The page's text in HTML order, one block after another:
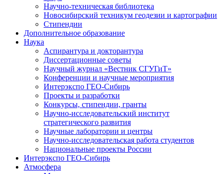
Научно-техническая библиотека
Новосибирский техникум геодезии и картографии
Стипендии
Дополнительное образование
Наука
Аспирантура и докторантура
Диссертационные советы
Научный журнал «Вестник СГУГиТ»
Конференции и научные мероприятия
Интерэкспо ГЕО-Сибирь
Проекты и разработки
Конкурсы, стипендии, гранты
Научно-исследовательский институт
стратегического развития
Научные лаборатории и центры
Научно-исследовательская работа студентов
Национальные проекты России
Интерэкспо ГЕО-Сибирь
Атмосфера